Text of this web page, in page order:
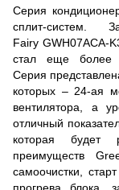
Серия
сплит-
Fairy GWH07ACA-
стал еще более
Серия
которых – 24-ая
вентилятора, а
отличный
которая будет
преимуществ
самоочистки,
прогрева блока,